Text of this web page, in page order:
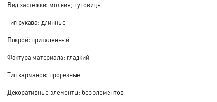
Вид застежки: молния; пуговицы
Тип рукава: длинные
Покрой: приталенный
Фактура материала: гладкий
Тип карманов: прорезные
Декоративные элементы: без элементов